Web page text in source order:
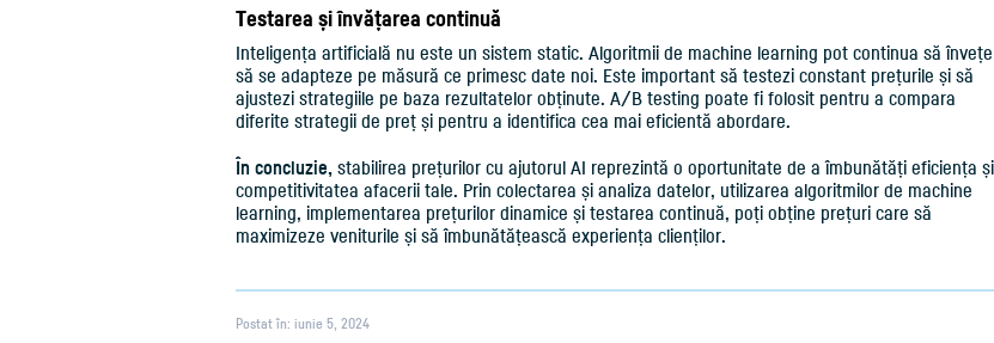
Testarea și învățarea continuă
Inteligența artificială nu este un sistem static. Algoritmii de machine learning pot continua să
să se adapteze pe măsură ce primesc date noi. Este important să testezi constant prețurile și să
ajustezi strategiile pe baza rezultatelor obținute. A/B testing poate fi folosit pentru a compara
diferite strategii de preț și pentru a identifica cea mai eficientă abordare.
În concluzie, stabilirea prețurilor cu ajutorul AI reprezintă o oportunitate de a îmbunătăți eficiența și
competitivitatea afacerii tale. Prin colectarea și analiza datelor, utilizarea algoritmilor de machine
learning, implementarea prețurilor dinamice și testarea continuă, poți obține prețuri care să
maximizeze veniturile și să îmbunătățească experiența clienților.
Postat în: iunie 5, 2024